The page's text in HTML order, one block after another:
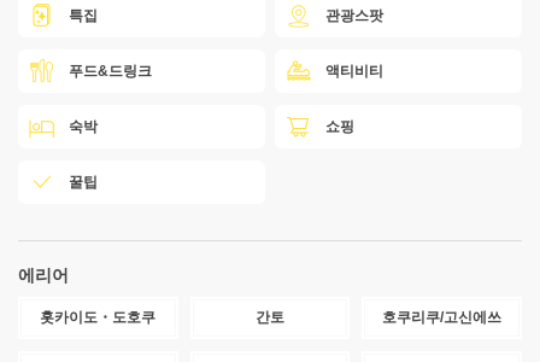
특집 관광스팟
푸드&드링크 액티비티
숙박 쇼핑
꿀팁
에리어
홋카이도・도호쿠 간토 호쿠리쿠/고신에쓰